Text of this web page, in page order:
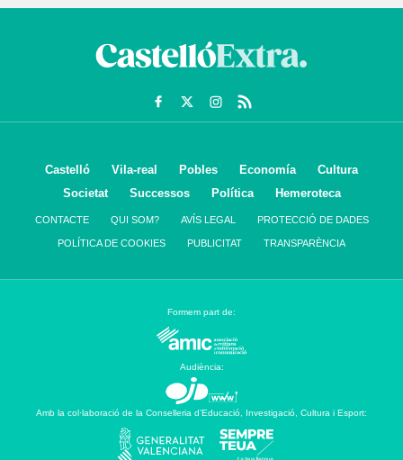
Castelló Vila-real Pobles Economía
Cultura
Societat
Successos Política Hemeroteca
CONTACTE QUI SOM? AVÍS LEGAL PROTECCIÓ DE DADES
POLÍTICA DE COOKIES PUBLICITAT TRANSPARÈNCIA
Formem part de:
Audiència:
Amb la col·laboració de la Conselleria d’Educació, Investigació, Cultura i Esport: